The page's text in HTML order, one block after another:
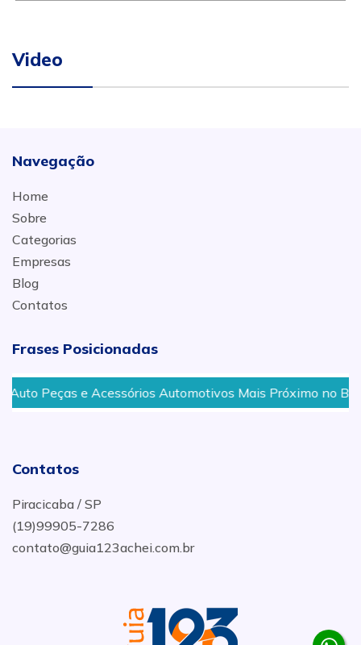
Video
Navegação
Home
Sobre
Categorias
Empresas
Blog
Contatos
Frases Posicionadas
Peças e Acessórios Automotivos Mais Próximo no
Contatos
Piracicaba / SP
(19)99905-7286
contato@guia123achei.com.br